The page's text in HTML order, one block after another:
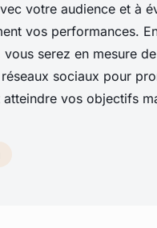
votre audience et à
vos performances.
serez en mesure
sociaux pour
atteindre vos objectifs